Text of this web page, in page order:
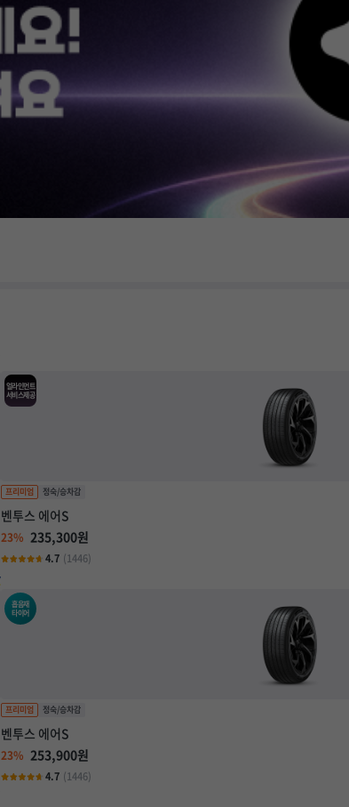
얼라인먼트
서비스제공
벤투스 에어S
23% 235,300원
4.7 (1446)
흡음재
타이어
벤투스 에어S
23% 253,900원
4.7 (1446)